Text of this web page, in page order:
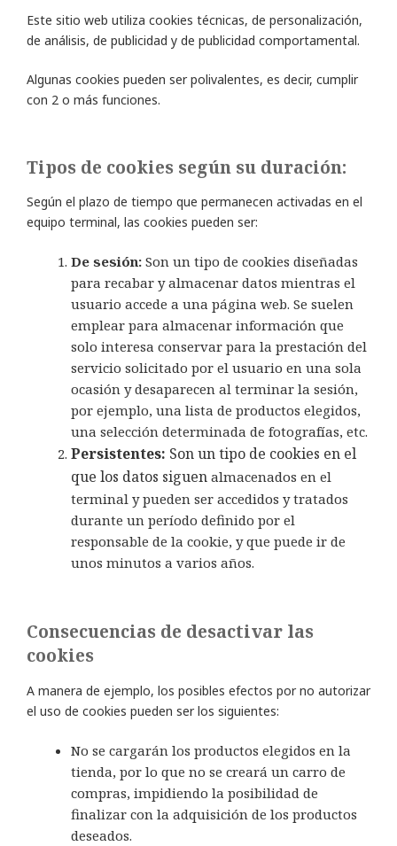
Este sitio web utiliza cookies técnicas, de personalización,
de análisis, de publicidad y de publicidad comportamental.
Algunas cookies pueden ser polivalentes, es decir, cumplir
con 2 o más funciones.
Tipos de cookies según su duración:
Según el plazo de tiempo que permanecen activadas en el
equipo terminal, las cookies pueden ser:
De sesión: Son un tipo de cookies diseñadas
para recabar y almacenar datos mientras el
usuario accede a una página web. Se suelen
emplear para almacenar información que
solo interesa conservar para la prestación del
servicio solicitado por el usuario en una sola
ocasión y desaparecen al terminar la sesión,
por ejemplo, una lista de productos elegidos,
una selección determinada de fotografías, etc.
Persistentes: Son un tipo de cookies en el
que los datos siguen almacenados en el
terminal y pueden ser accedidos y tratados
durante un período definido por el
responsable de la cookie, y que puede ir de
unos minutos a varios años.
Consecuencias de desactivar las
cookies
A manera de ejemplo, los posibles efectos por no autorizar
el uso de cookies pueden ser los siguientes:
No se cargarán los productos elegidos en la
tienda, por lo que no se creará un carro de
compras, impidiendo la posibilidad de
finalizar con la adquisición de los productos
deseados.